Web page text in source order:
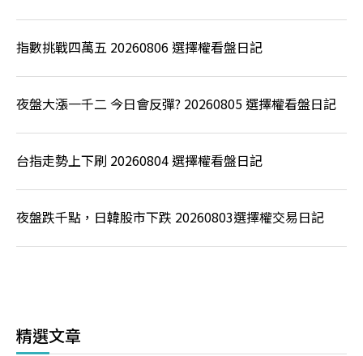
指數挑戰四萬五 20260806 選擇權看盤日記
夜盤大漲一千二 今日會反彈? 20260805 選擇權看盤日記
台指走勢上下刷 20260804 選擇權看盤日記
夜盤跌千點，日韓股市下跌 20260803選擇權交易日記
精選文章